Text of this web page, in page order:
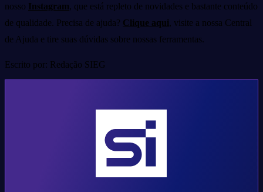
nosso Instagram, que está repleto de novidades e bastante conteúdo
de qualidade. Precisa de ajuda? Clique aqui, visite a nossa Central
de Ajuda e tire suas dúvidas sobre nossas ferramentas.
Escrito por: Redação SIEG